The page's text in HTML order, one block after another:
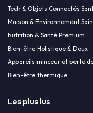
Tech & Objets Connectés
Maison & Environnement Sain
Nutrition & Santé Premium
Bien-être Holistique & Doux
Appareils minceur et perte
Bien-être thermique
Les plus lus